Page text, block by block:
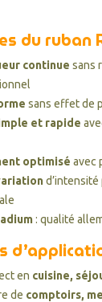
du ruban
continue sans
sans effet de
et rapide
optimisé avec
: qualité
en cuisine,
de comptoirs,